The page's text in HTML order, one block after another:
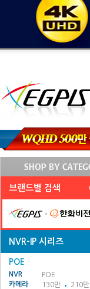
브랜드별 검색
NVR-IP 시리즈
POE
NVR
POE
카메라
130만 210만